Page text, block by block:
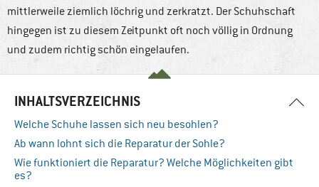
mittlerweile ziemlich löchrig und zerkratzt. Der Schuhschaft
hingegen ist zu diesem Zeitpunkt oft noch völlig in Ordnung
und zudem richtig schön eingelaufen.
INHALTSVERZEICHNIS
Welche Schuhe lassen sich neu besohlen?
Ab wann lohnt sich die Reparatur der Sohle?
Wie funktioniert die Reparatur? Welche Möglichkeiten gibt
es?